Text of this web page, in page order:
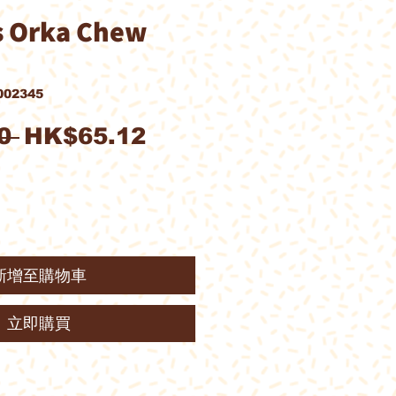
Orka Chew
一
般
價
格
HK$65.12促
銷
價
格
增至購物車
立即購買